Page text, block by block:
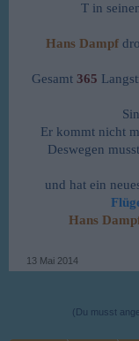
T in
Hans Dampf
Gesamt 365
Er kommt nicht
Deswegen
und hat ein
Hans
13 Mai 2014
(Du musst